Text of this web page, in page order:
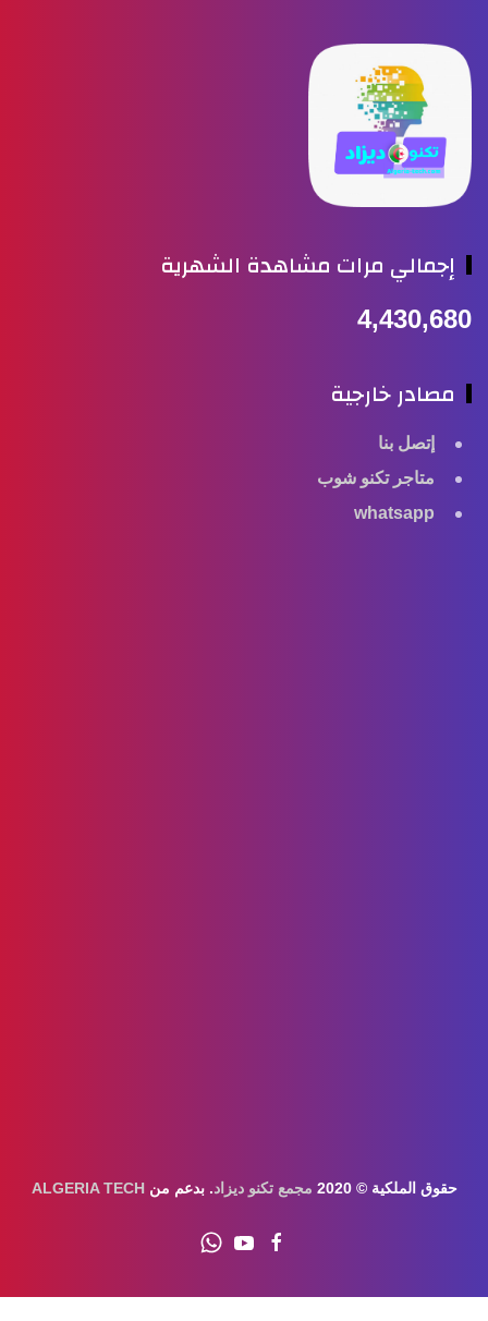
مرات مشاهدة الشهرية
خارجية
إتصل بنا
متاجر تكنو شوب
whatsapp
الملكية © 2020 مجمع تكنو ديزاد . بدعم منALGERIA TECH